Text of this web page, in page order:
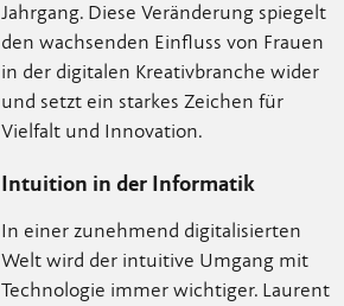
Jahrgang. Diese Veränderung spiegelt
den wachsenden Einfluss von Frauen
in der digitalen Kreativbranche wider
und setzt ein starkes Zeichen für
Vielfalt und Innovation.
Intuition in der Informatik
In einer zunehmend digitalisierten
Welt wird der intuitive Umgang mit
Technologie immer wichtiger. Laurent